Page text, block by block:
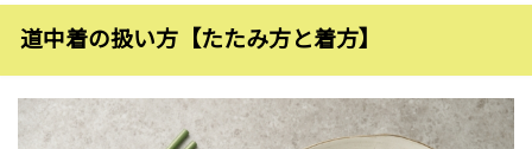
道中着の扱い方【たたみ方と着方】